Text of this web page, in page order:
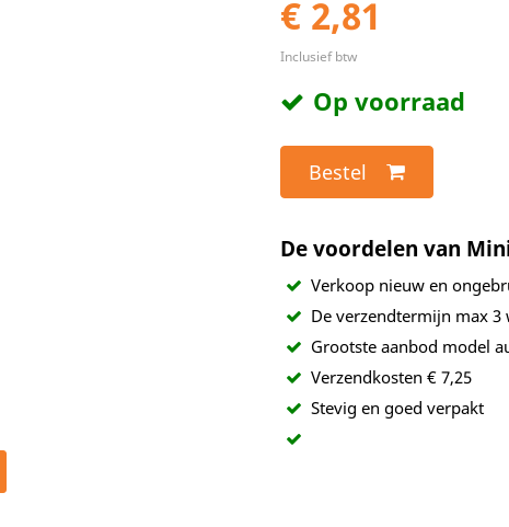
€ 2,81
Inclusief btw
Op voorraad
Bestel
De voordelen van
Verkoop nieuw en
De verzendtermijn max 3
Grootste aanbod model
Verzendkosten € 7,25
Stevig en goed verpakt